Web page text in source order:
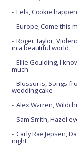
Eels, Cookie
Europe, Come this
Roger Taylor,
in a beautiful world
Ellie Goulding, I
much
Blossoms, Songs
wedding cake
Alex Warren,
Sam Smith, Hazel
Carly Rae Jepsen,
night